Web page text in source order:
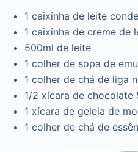
1 caixinha de leite
1 caixinha de creme de
500ml de leite
1 colher de sopa de
1 colher de chá de liga
1/2 xícara de chocolate
1 xícara de geleia de
1 colher de chá de